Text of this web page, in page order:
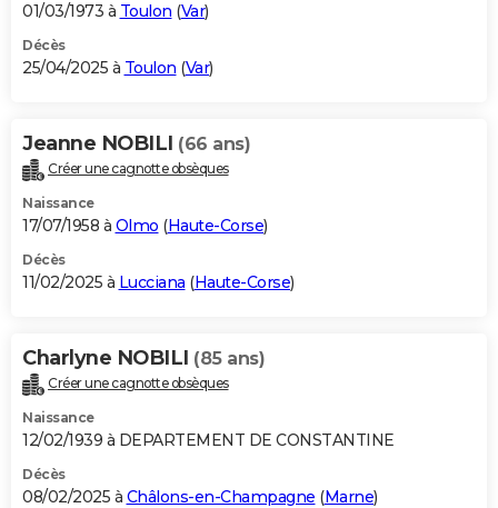
01/03/1973 à Toulon (Var)
Décès
25/04/2025 à Toulon (Var)
Jeanne NOBILI (66 ans)
Créer une cagnotte obsèques
Naissance
17/07/1958 à Olmo (Haute-Corse)
Décès
11/02/2025 à Lucciana (Haute-Corse)
Charlyne NOBILI (85 ans)
Créer une cagnotte obsèques
Naissance
12/02/1939 à DEPARTEMENT DE CONSTANTINE
Décès
08/02/2025 à Châlons-en-Champagne (Marne)